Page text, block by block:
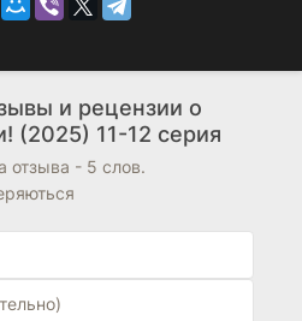
и рецензии о
(2025) 11-12 серия
отзыва - 5 слов.